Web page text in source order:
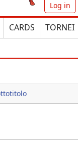
Log in
CARDS TORNEI